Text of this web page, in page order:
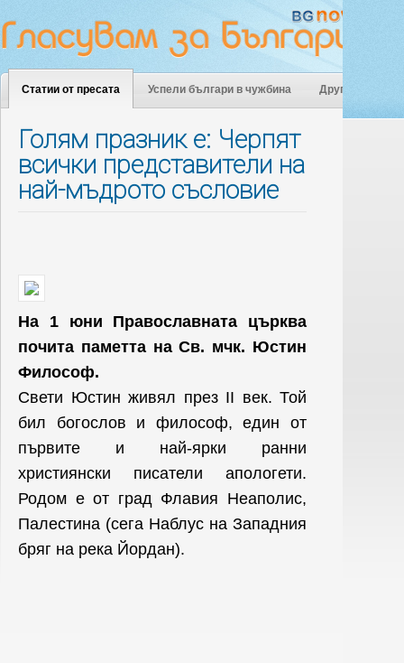
Статии от пресата Успели българи в чужбина Други
Голям празник е: Черпят
всички представители на
най-мъдрото съсловие
На 1 юни Православната църква
почита паметта на Св. мчк. Юстин
Философ.
Свети Юстин живял през II век. Той
бил богослов и философ, един от
първите и най-ярки ранни
християнски писатели апологети.
Родом е от град Флавия Неаполис,
Палестина (сега Наблус на Западния
бряг на река Йордан).